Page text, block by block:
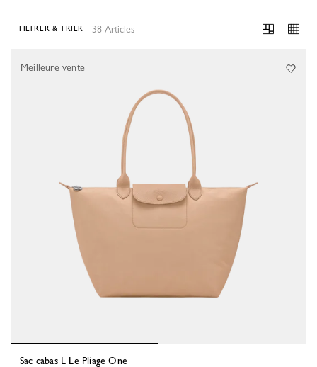
38 Articles
FILTRER & TRIER
Sac cabas L Le Pliage One
Meilleure vente